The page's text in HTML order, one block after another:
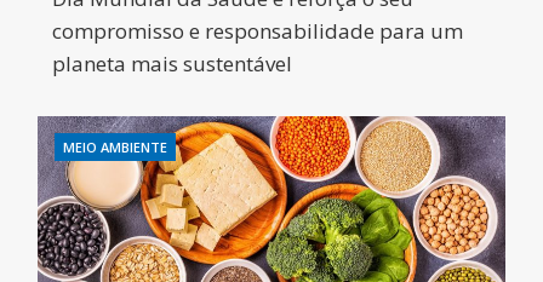
compromisso e responsabilidade para um
planeta mais sustentável
MEIO AMBIENTE